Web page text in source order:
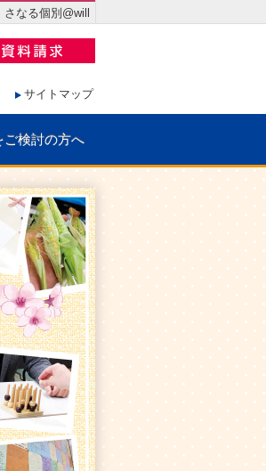
サイトマップ
ご検討の方へ
さなる個別@will